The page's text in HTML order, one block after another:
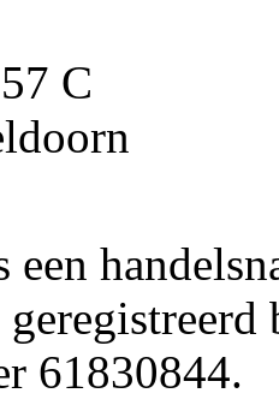
C
een
61830844.